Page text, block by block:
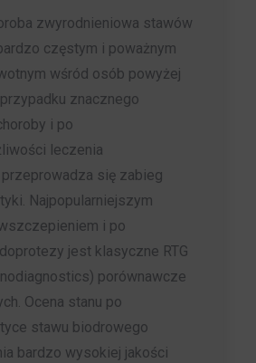
zwyrodnieniowa stawów
częstym i poważnym
wśród osób powyżej
znacznego
i po
leczenia
się zabieg
Najpopularniejszym
i po
jest klasyczne RTG
porównawcze
Ocena stanu po
stawu biodrowego
bardzo wysokiej jakości